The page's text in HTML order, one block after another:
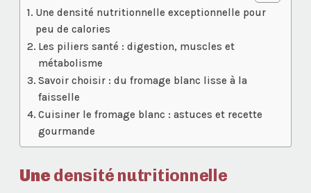
Une densité nutritionnelle exceptionnelle pour
peu de calories
Les piliers santé : digestion, muscles et
métabolisme
Savoir choisir : du fromage blanc lisse à la
faisselle
Cuisiner le fromage blanc : astuces et recette
gourmande
Une densité nutritionnelle